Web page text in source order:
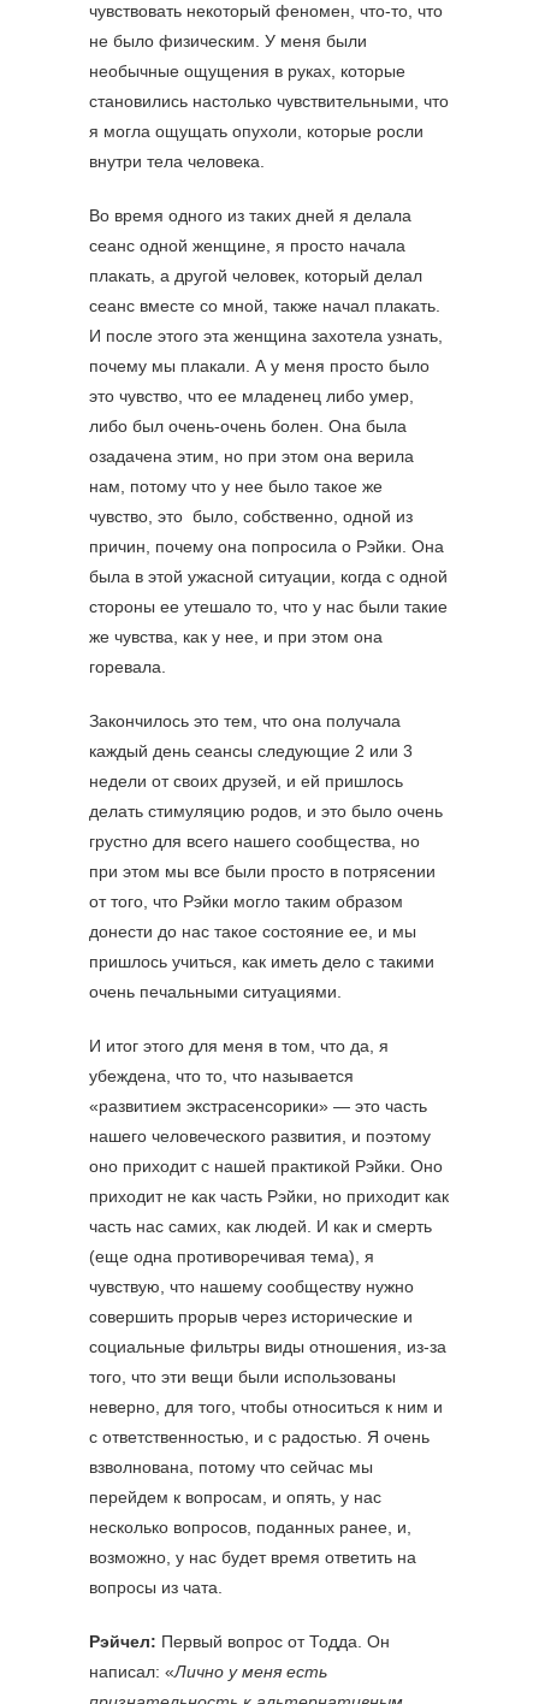
чувствовать некоторый феномен, что-то, что
не было физическим. У меня были
необычные ощущения в руках, которые
становились настолько чувствительными, что
я могла ощущать опухоли, которые росли
внутри тела человека.
Во время одного из таких дней я делала
сеанс одной женщине, я просто начала
плакать, а другой человек, который делал
сеанс вместе со мной, также начал плакать.
И после этого эта женщина захотела узнать,
почему мы плакали. А у меня просто было
это чувство, что ее младенец либо умер,
либо был очень-очень болен. Она была
озадачена этим, но при этом она верила
нам, потому что у нее было такое же
чувство, это было, собственно, одной из
причин, почему она попросила о Рэйки. Она
была в этой ужасной ситуации, когда с одной
стороны ее утешало то, что у нас были такие
же чувства, как у нее, и при этом она
горевала.
Закончилось это тем, что она получала
каждый день сеансы следующие 2 или 3
недели от своих друзей, и ей пришлось
делать стимуляцию родов, и это было очень
грустно для всего нашего сообщества, но
при этом мы все были просто в потрясении
от того, что Рэйки могло таким образом
донести до нас такое состояние ее, и мы
пришлось учиться, как иметь дело с такими
очень печальными ситуациями.
И итог этого для меня в том, что да, я
убеждена, что то, что называется
«развитием экстрасенсорики» — это часть
нашего человеческого развития, и поэтому
оно приходит с нашей практикой Рэйки. Оно
приходит не как часть Рэйки, но приходит как
часть нас самих, как людей. И как и смерть
(еще одна противоречивая тема), я
чувствую, что нашему сообществу нужно
совершить прорыв через исторические и
социальные фильтры виды отношения, из-за
того, что эти вещи были использованы
неверно, для того, чтобы относиться к ним и
с ответственностью, и с радостью. Я очень
взволнована, потому что сейчас мы
перейдем к вопросам, и опять, у нас
несколько вопросов, поданных ранее, и,
возможно, у нас будет время ответить на
вопросы из чата.
Рэйчел: Первый вопрос от Тодда. Он
написал: «Лично у меня есть